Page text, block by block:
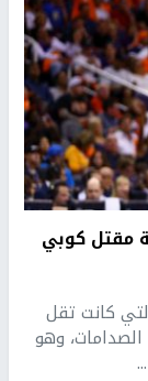
مقتل كوبي
كانت تقل
وهو